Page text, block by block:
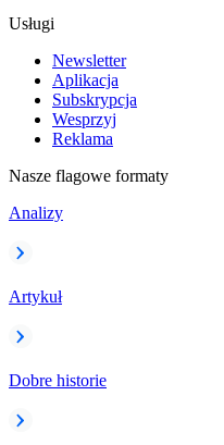
Usługi
Newsletter
Aplikacja
Subskrypcja
Wesprzyj
Reklama
Nasze flagowe formaty
Analizy
Artykuł
Dobre historie